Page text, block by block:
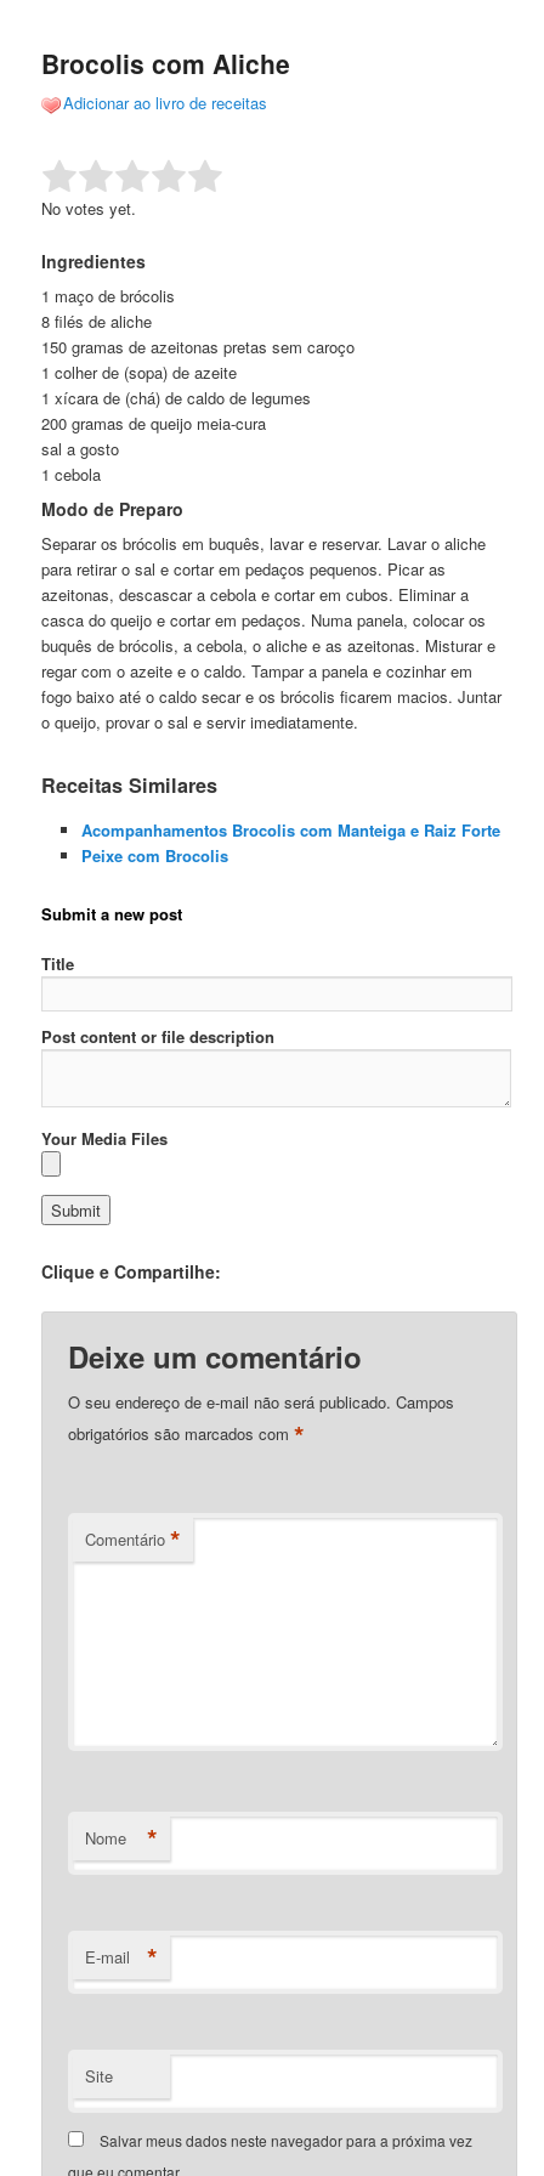
conteúdo
conteúdo
Brocolis com Aliche
Adicionar ao livro de receitas
Rate this item: Submit Rating
No votes yet.
Ingredientes
1 maço de brócolis
8 filés de aliche
150 gramas de azeitonas pretas sem caroço
1 colher de (sopa) de azeite
1 xícara de (chá) de caldo de legumes
200 gramas de queijo meia-cura
sal a gosto
1 cebola
Modo de Preparo
Separar os brócolis em buquês, lavar e reservar. Lavar o aliche
para retirar o sal e cortar em pedaços pequenos. Picar as
azeitonas, descascar a cebola e cortar em cubos. Eliminar a
casca do queijo e cortar em pedaços. Numa panela, colocar os
buquês de brócolis, a cebola, o aliche e as azeitonas. Misturar e
regar com o azeite e o caldo. Tampar a panela e cozinhar em
fogo baixo até o caldo secar e os brócolis ficarem macios. Juntar
o queijo, provar o sal e servir imediatamente.
Receitas Similares
Acompanhamentos Brocolis com Manteiga e Raiz Forte
Peixe com Brocolis
Submit a new post
Title
Post content or file description
Your Media Files
Clique e Compartilhe:
Deixe um comentário
O seu endereço de e-mail não será publicado. Campos
obrigatórios são marcados com*
Comentário *
Nome *
E-mail *
Site
Salvar meus dados neste navegador para a próxima vez
que eu comentar.